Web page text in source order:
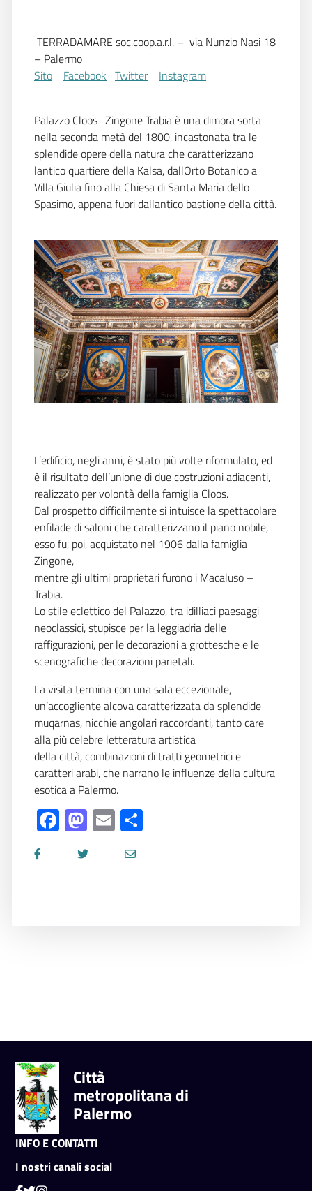
TERRADAMARE soc.coop.a.r.l. – via Nunzio Nasi 18
– Palermo
Sito
Facebook Twitter Instagram
Palazzo Cloos- Zingone Trabia è una dimora sorta
nella seconda metà del 1800, incastonata tra le
splendide opere della natura che caratterizzano
lantico quartiere della Kalsa, dallOrto Botanico a
Villa Giulia fino alla Chiesa di Santa Maria dello
Spasimo, appena fuori dallantico bastione della città.
L’edificio, negli anni, è stato più volte riformulato, ed
è il risultato dell’unione di due costruzioni adiacenti,
realizzato per volontà della famiglia Cloos.
Dal prospetto difficilmente si intuisce la spettacolare
enfilade di saloni che caratterizzano il piano nobile,
esso fu, poi, acquistato nel 1906 dalla famiglia
Zingone,
mentre gli ultimi proprietari furono i Macaluso –
Trabia.
Lo stile eclettico del Palazzo, tra idilliaci paesaggi
neoclassici, stupisce per la leggiadria delle
raffigurazioni, per le decorazioni a grottesche e le
scenografiche decorazioni parietali.
La visita termina con una sala eccezionale,
un’accogliente alcova caratterizzata da splendide
muqarnas, nicchie angolari raccordanti, tanto care
alla più celebre letteratura artistica
della città, combinazioni di tratti geometrici e
caratteri arabi, che narrano le influenze della cultura
esotica a Palermo.
Facebook
Mastodon
Email
Città
metropolitana di
Palermo
INFO E CONTATTI
I nostri canali social